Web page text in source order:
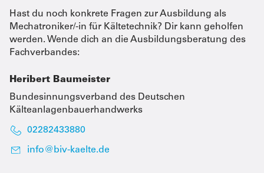
Hast du noch konkrete Fragen zur Ausbildung als
Mechatroniker/-in für Kältetechnik? Dir kann geholfen
werden. Wende dich an die Ausbildungsberatung des
Fachverbandes:
Heribert Baumeister
Bundesinnungsverband des Deutschen
Kälteanlagenbauerhandwerks
02282433880
info@biv-kaelte.de